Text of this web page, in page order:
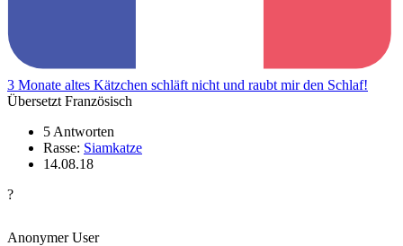
3 Monate altes Kätzchen schläft nicht und raubt mir den Schlaf!
Übersetzt Französisch
5 Antworten
Rasse: Siamkatze
14.08.18
?
Anonymer User